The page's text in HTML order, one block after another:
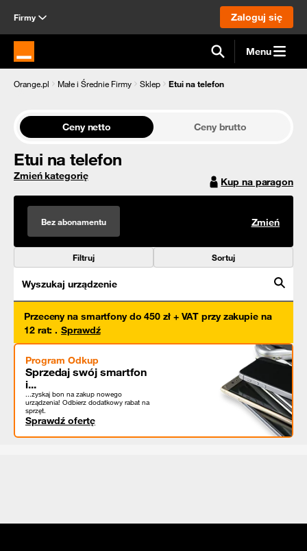
Firmy Zaloguj się
Strona główna Orange.pl Menu
Orange.pl Małe i Średnie Firmy Sklep Etui na telefon
Ceny netto Ceny brutto
Etui na telefon
Zmień kategorię Kup na paragon
Bez abonamentu Zmień
Filtruj Sortuj
Wyszukaj urządzenie
Przeceny na smartfony do 450 zł + VAT przy zakupie na
12 rat: . Sprawdź
Program Odkup
Sprzedaj swój smartfon
i...
...zyskaj bon na zakup nowego
urządzenia! Odbierz dodatkowy rabat na
sprzęt.
Sprawdź ofertę